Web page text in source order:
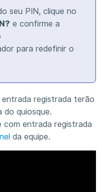
seu PIN, clique no
e confirme a
para redefinir o
registrada terão
do quiosque.
com entrada registrada
da equipe.